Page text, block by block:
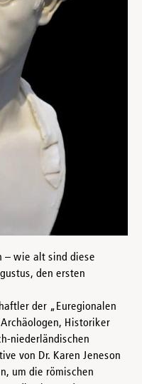
– wie alt sind diese
den ersten
der „Euregionalen
Historiker
niederländischen
von Dr. Karen Jeneson
um die römischen